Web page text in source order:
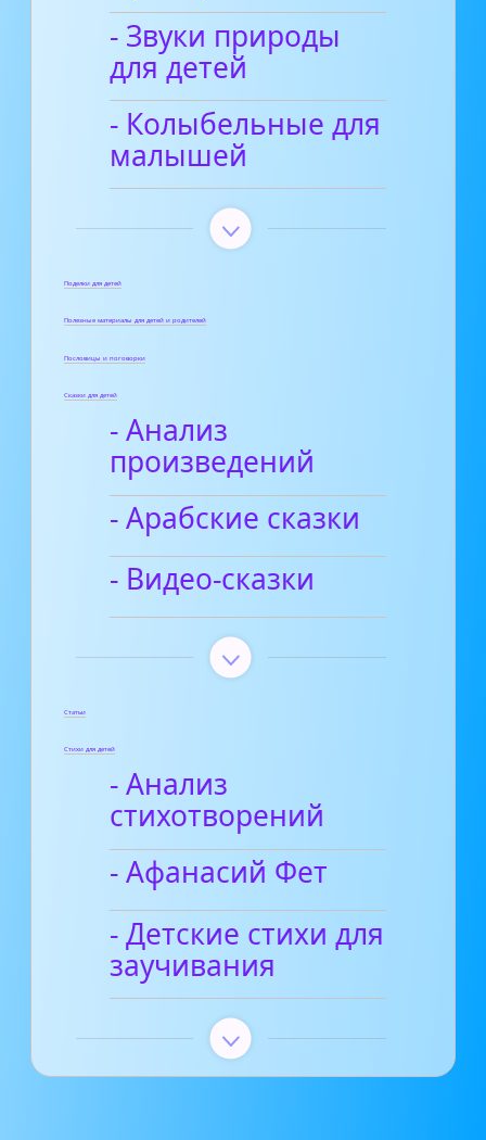
- Звуки природы
для детей
- Колыбельные для
малышей
Поделки для детей
Полезные материалы для детей и родителей
Пословицы и поговорки
Сказки для детей
- Анализ
произведений
- Арабские сказки
- Видео-сказки
Статьи
Стихи для детей
- Анализ
стихотворений
- Афанасий Фет
- Детские стихи для
заучивания